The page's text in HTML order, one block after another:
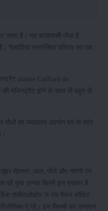
है। यह बारहमासी पौधा है ,
एस्टरेसिया परिवार का एक
maitre Gaillard de
मजिस्ट्रैट होने के साथ भी बहुत ही
का ज्यादातर उपयोग घर के लॉन
सूंदर मेहरून, लाल, पीले और नारंगी रंग
की कुछ उन्नत किस्में इस प्रकार है:
एमब्लिओडोन ज गेय मैरून ब्लैंकेट
ऐ ग्रे। इन किस्मो का उत्पादन